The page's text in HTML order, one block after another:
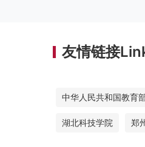
友情链接
中华人民共和国教育
湖北科技学院 郑